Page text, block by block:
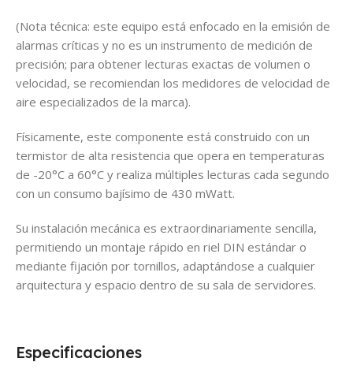
(Nota técnica: este equipo está enfocado en la emisión de
alarmas críticas y no es un instrumento de medición de
precisión; para obtener lecturas exactas de volumen o
velocidad, se recomiendan los medidores de velocidad de
aire especializados de la marca).
Físicamente, este componente está construido con un
termistor de alta resistencia que opera en temperaturas
de -20°C a 60°C y realiza múltiples lecturas cada segundo
con un consumo bajísimo de 430 mWatt.
Su instalación mecánica es extraordinariamente sencilla,
permitiendo un montaje rápido en riel DIN estándar o
mediante fijación por tornillos, adaptándose a cualquier
arquitectura y espacio dentro de su sala de servidores.
Especificaciones